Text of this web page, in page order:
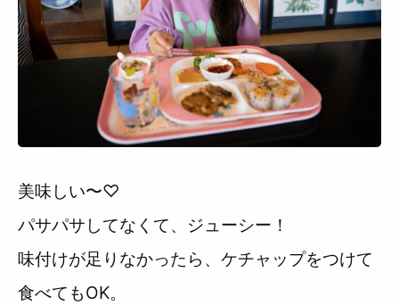
美味しい〜♡
パサパサしてなくて、ジューシー！
味付けが足りなかったら、ケチャップをつけて
食べてもOK。